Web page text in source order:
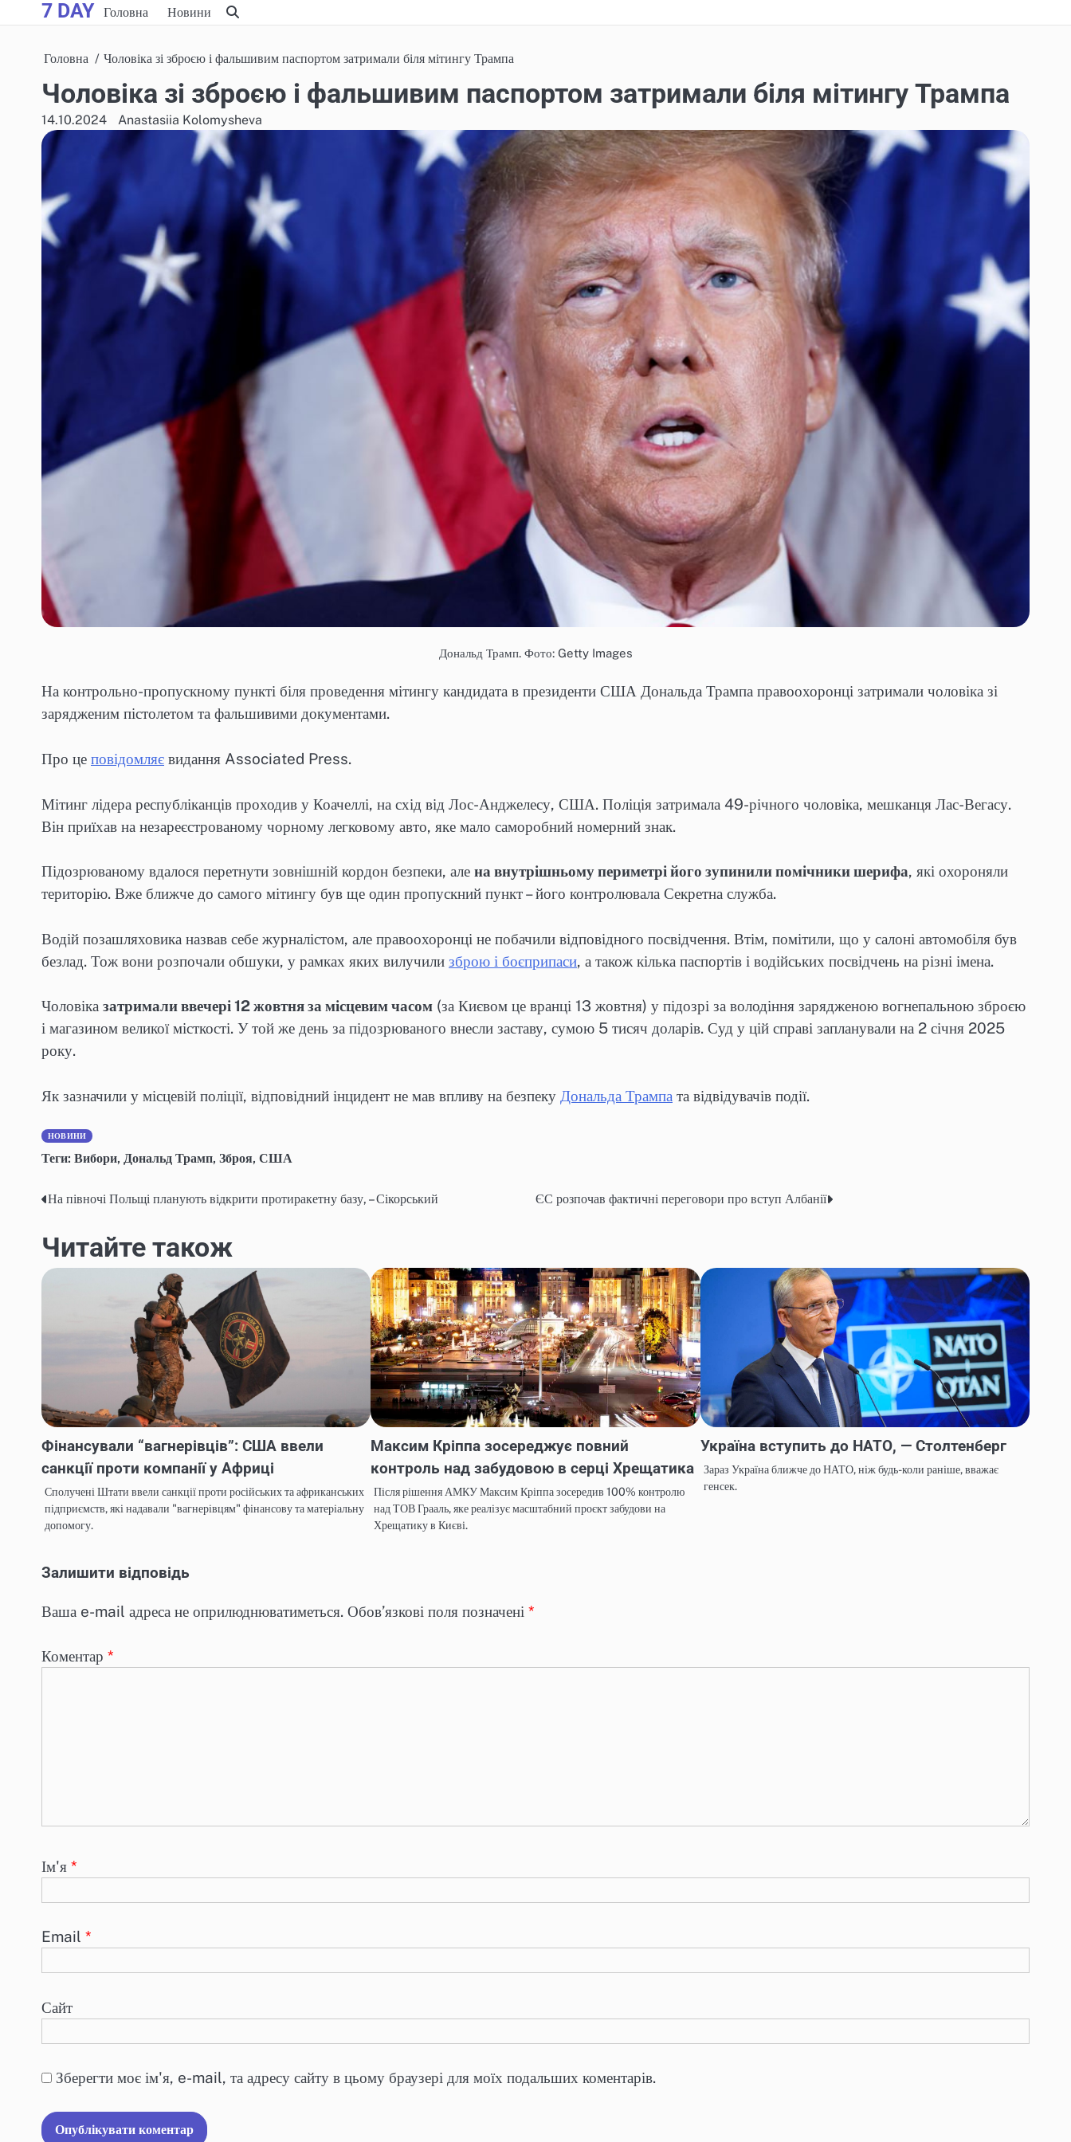
to
7 DAY Головна Новини
Головна Чоловіка зі зброєю і фальшивим паспортом затримали біля мітингу Трампа
Чоловіка зі зброєю і фальшивим паспортом затримали біля мітингу Трампа
14.10.2024 Anastasiia Kolomysheva
Дональд Трамп. Фото: Getty Images
На контрольно-пропускному пункті біля проведення мітингу кандидата в президенти США Дональда Трампа правоохоронці затримали чоловіка зі
зарядженим пістолетом та фальшивими документами.
Про це повідомляє видання Associated Press.
Мітинг лідера республіканців проходив у Коачеллі, на схід від Лос-Анджелесу, США. Поліція затримала 49-річного чоловіка, мешканця Лас-Вегасу.
Він приїхав на незареєстрованому чорному легковому авто, яке мало саморобний номерний знак.
Підозрюваному вдалося перетнути зовнішній кордон безпеки, але на внутрішньому периметрі його зупинили помічники шерифа, які охороняли
територію. Вже ближче до самого мітингу був ще один пропускний пункт – його контролювала Секретна служба.
Водій позашляховика назвав себе журналістом, але правоохоронці не побачили відповідного посвідчення. Втім, помітили, що у салоні автомобіля був
безлад. Тож вони розпочали обшуки, у рамках яких вилучили зброю і боєприпаси, а також кілька паспортів і водійських посвідчень на різні імена.
Чоловіка затримали ввечері 12 жовтня за місцевим часом (за Києвом це вранці 13 жовтня) у підозрі за володіння зарядженою вогнепальною зброєю
і магазином великої місткості. У той же день за підозрюваного внесли заставу, сумою 5 тисяч доларів. Суд у цій справі запланували на 2 січня 2025
року.
Як зазначили у місцевій поліції, відповідний інцидент не мав впливу на безпеку Дональда Трампа та відвідувачів події.
НОВИНИ
Теги: Вибори, Дональд Трамп, Зброя, США
Навігація
записів
На півночі Польщі планують відкрити протиракетну базу, – Сікорський ЄС розпочав фактичні переговори про вступ Албанії
Читайте також
Фінансували “вагнерівців”: США ввели
санкції проти компанії у Африці
Сполучені Штати ввели санкції проти російських та африканських
підприємств, які надавали "вагнерівцям" фінансову та матеріальну
допомогу.
Максим Кріппа зосереджує повний
контроль над забудовою в серці Хрещатика
Після рішення АМКУ Максим Кріппа зосередив 100% контролю
над ТОВ Грааль, яке реалізує масштабний проєкт забудови на
Хрещатику в Києві.
Україна вступить до НАТО, — Столтенберг
Зараз Україна ближче до НАТО, ніж будь-коли раніше, вважає
генсек.
Залишити відповідь
Ваша e-mail адреса не оприлюднюватиметься. Обов’язкові поля позначені *
Коментар *
Ім'я *
Email *
Сайт
Зберегти моє ім'я, e-mail, та адресу сайту в цьому браузері для моїх подальших коментарів.